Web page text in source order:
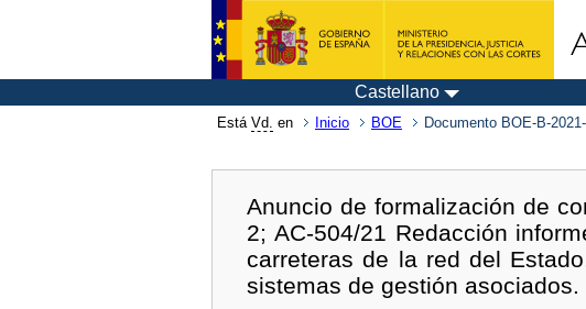
Castellano
Está Vd. en Inicio BOE Documento BOE-B-
Anuncio de formalización de
2; AC-504/21 Redacción
carreteras de la red del
sistemas de gestión